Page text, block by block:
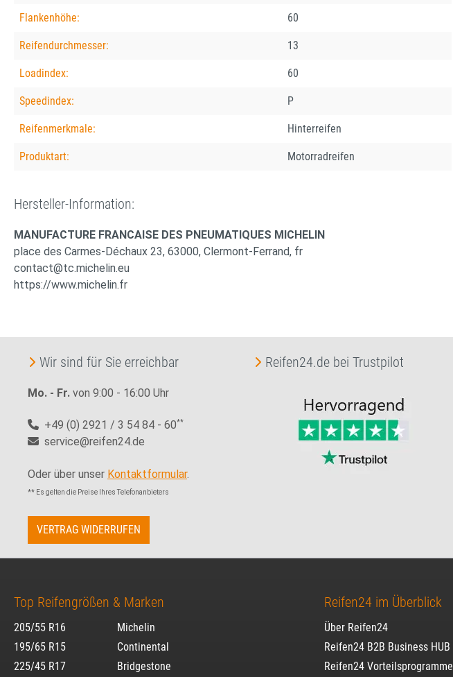
Flankenhöhe: 60
Reifendurchmesser: 13
Loadindex: 60
Speedindex: P
Reifenmerkmale: Hinterreifen
Produktart: Motorradreifen
Hersteller-Information:
MANUFACTURE FRANCAISE DES PNEUMATIQUES MICHELIN
place des Carmes-Déchaux 23, 63000, Clermont-Ferrand, fr
contact@tc.michelin.eu
https://www.michelin.fr
Wir sind für Sie erreichbar
Mo. - Fr. von 9:00 - 16:00 Uhr
+49 (0) 2921 / 3 54 84 - 60**
service@reifen24.de
Oder über unser Kontaktformular.
** Es gelten die Preise Ihres Telefonanbieters
VERTRAG WIDERRUFEN
Reifen24.de bei Trustpilot
Top Reifengrößen & Marken
205/55 R16
195/65 R15
225/45 R17
Michelin
Continental
Bridgestone
Reifen24 im Überblick
Über Reifen24
Reifen24 B2B Business HUB
Reifen24 Vorteilsprogramme